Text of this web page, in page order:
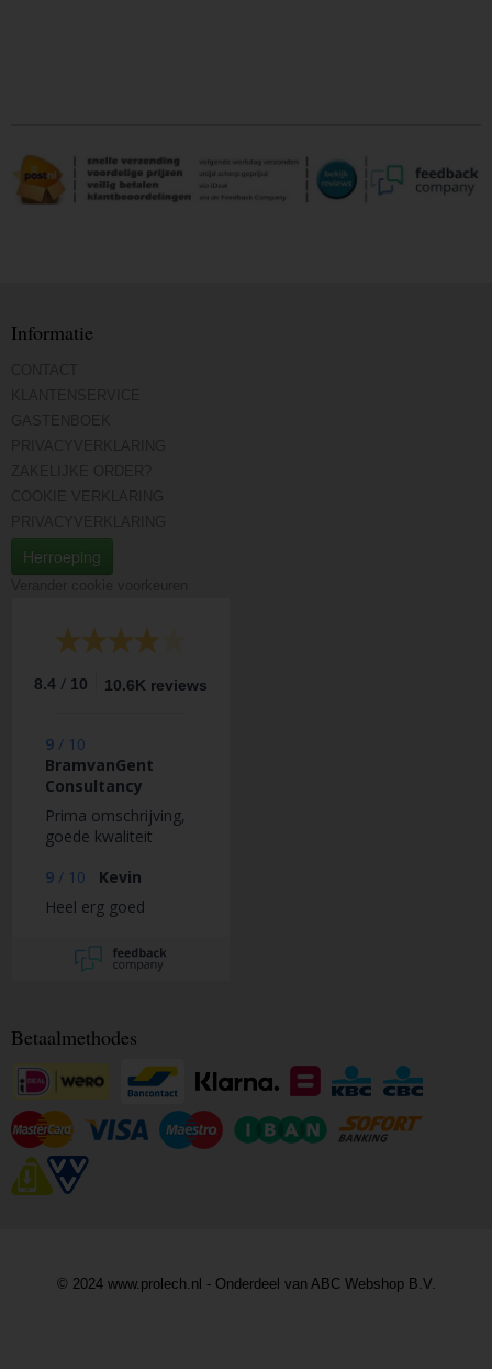
Informatie
Herroeping
8.4 / 10 10.6K reviews
9 / 10
BramvanGent
Consultancy
Prima omschrijving,
goede kwaliteit
9 / 10
Kevin
Heel erg goed
Betaalmethodes